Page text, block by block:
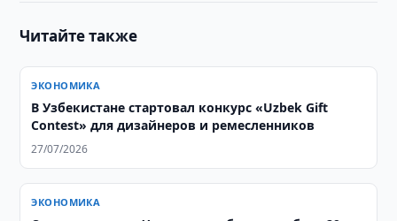
Читайте также
ЭКОНОМИКА
В Узбекистане стартовал конкурс «Uzbek Gift
Contest» для дизайнеров и ремесленников
27/07/2026
ЭКОНОМИКА